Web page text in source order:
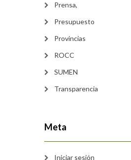
Prensa,
Presupuesto
Provincias
ROCC
SUMEN
Transparencia
Meta
Iniciar sesión